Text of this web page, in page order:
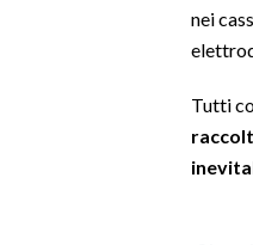
nei
Tutti